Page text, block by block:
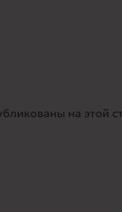
на этой